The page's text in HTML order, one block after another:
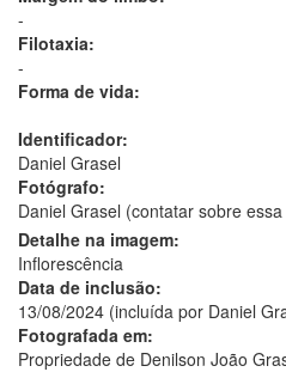
-
Filotaxia:
-
Forma de vida:
Identificador:
Daniel Grasel
Fotógrafo:
Daniel Grasel (contatar sobre
Detalhe na imagem:
Inflorescência
Data de inclusão:
13/08/2024 (incluída por Daniel
Fotografada em:
Propriedade de Denilson João